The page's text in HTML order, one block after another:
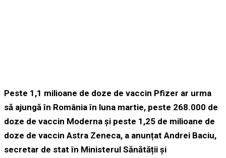
Peste 1,1 milioane de doze de vaccin Pfizer ar urma
să ajungă în România în luna martie, peste 268.000 de
doze de vaccin Moderna și peste 1,25 de milioane de
doze de vaccin Astra Zeneca, a anunțat Andrei Baciu,
secretar de stat în Ministerul Sănătății și